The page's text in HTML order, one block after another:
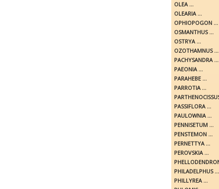
OLEA ...
OLEARIA ...
OPHIOPOGON ...
OSMANTHUS ...
OSTRYA ...
OZOTHAMNUS ...
PACHYSANDRA ...
PAEONIA ...
PARAHEBE ...
PARROTIA ...
PASSIFLORA ...
PAULOWNIA ...
PENNISETUM ...
PENSTEMON ...
PERNETTYA ...
PEROVSKIA ...
PHILADELPHUS ...
PHILLYREA ...